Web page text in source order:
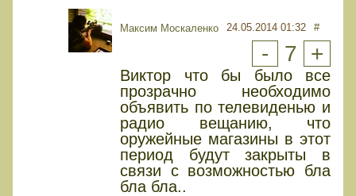
Максим Москаленко 24.05.2014 01:32 #
- 7 +
Виктор что бы было все
прозрачно необходимо
объявить по телевиденью и
радио вещанию, что
оружейные магазины в этот
период будут закрыты в
связи с возможностью бла
бла бла..